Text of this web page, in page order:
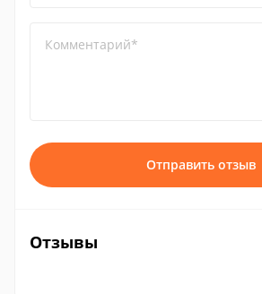
Комментарий*
Отправить отзыв
Отзывы